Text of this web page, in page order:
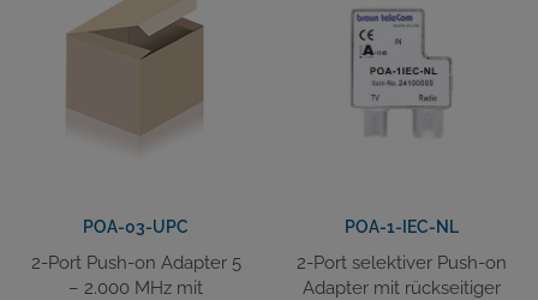
POA-03-UPC
2-Port Push-on Adapter 5
– 2.000 MHz mit
POA-1-IEC-NL
2-Port selektiver Push-on
Adapter mit rückseitiger